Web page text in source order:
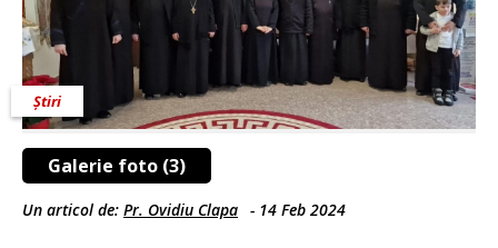
Galerie foto (3)
Știri
Un articol de: Pr. Ovidiu Clapa - 14 Feb 2024